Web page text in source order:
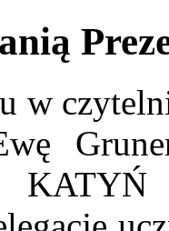
w